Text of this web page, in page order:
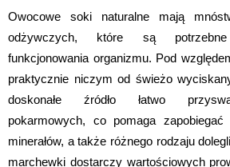
Owocowe soki naturalne mają
odżywczych, które są
funkcjonowania organizmu. Pod
praktycznie niczym od świeżo
doskonałe źródło łatwo
pokarmowych, co pomaga
minerałów, a także różnego rodzaju
marchewki dostarczy wartościowych